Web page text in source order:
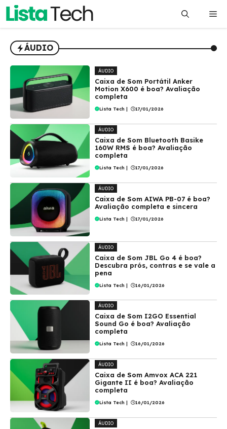
Pular
o
ÁUDIO
ÁUDIO
Caixa de Som Portátil Anker
Motion X600 é boa? Avaliação
completa
Lista Tech | 17/01/2026
ÁUDIO
Caixa de Som Bluetooth Basike
160W RMS é boa? Avaliação
completa
Lista Tech | 17/01/2026
ÁUDIO
Caixa de Som AIWA PB-07 é boa?
Avaliação completa e sincera
Lista Tech | 17/01/2026
ÁUDIO
Caixa de Som JBL Go 4 é boa?
Descubra prós, contras e se vale a
pena
Lista Tech | 16/01/2026
ÁUDIO
Caixa de Som I2GO Essential
Sound Go é boa? Avaliação
completa
Lista Tech 16/01/2026
ÁUDIO
Caixa de Som Amvox ACA 221
Gigante II é boa? Avaliação
completa
Lista Tech | 16/01/2026
ÁUDIO